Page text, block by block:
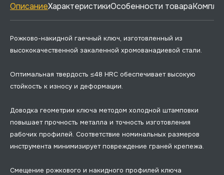
ОписаниеХарактеристикиОсобенности товара
Рожково-накидной гаечный ключ, изготовленный из
высококачественной закаленной хромованадиевой стали.
Оптимальная твердость ≤48 HRC обеспечивает высокую
стойкость к износу и деформации.
Доводка геометрии ключа методом холодной штамповки
повышает прочность металла и точность изготовления
рабочих профилей. Соответствие номинальных размеров
инструмента минимизирует повреждение граней крепежа.
Смещение рожкового и накидного профилей ключа